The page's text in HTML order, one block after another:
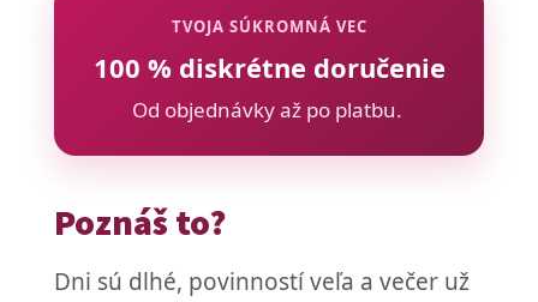
TVOJA SÚKROMNÁ VEC
100 % diskrétne doručenie
Od objednávky až po platbu.
Poznáš to?
Dni sú dlhé, povinností veľa a večer už